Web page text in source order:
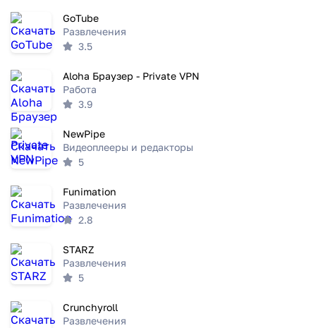
GoTube
Развлечения
3.5
Aloha Браузер - Private VPN
Работа
3.9
NewPipe
Видеоплееры и редакторы
5
Funimation
Развлечения
2.8
STARZ
Развлечения
5
Crunchyroll
Развлечения